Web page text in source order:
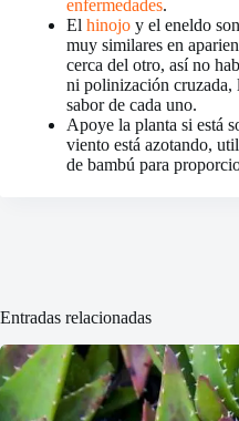
enfermedades.
El hinojo y el eneldo son
muy similares en
cerca del otro, así no
ni polinización cruzada,
sabor de cada uno.
Apoye la planta si está
viento está azotando,
de bambú para
Entradas relacionadas